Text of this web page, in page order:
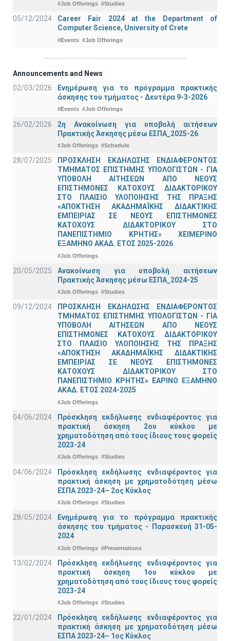
#Job Offerings #Studies
05/12/2024
Career Fair 2024 at the Department of
Computer Science, University of Crete
#Events #Job Offerings
Announcements and News
02/03/2026
Ενημέρωση για το πρόγραμμα πρακτικής
άσκησης του τμήματος - Δευτέρα 9-3-2026
#Events #Job Offerings
26/02/2026
2η Ανακοίνωση για υποβολή αιτήσεων
Πρακτικής Άσκησης μέσω ΕΣΠΑ_2025-26
#Job Offerings #Schedule
28/07/2025
ΠΡΟΣΚΛΗΣΗ ΕΚΔΗΛΩΣΗΣ ΕΝΔΙΑΦΕΡΟΝΤΟΣ
ΤΜΗΜΑΤΟΣ ΕΠΙΣΤΗΜΗΣ ΥΠΟΛΟΓΙΣΤΩΝ - ΓΙΑ
ΥΠΟΒΟΛΗ ΑΙΤΗΣΕΩΝ ΑΠΟ ΝΕΟΥΣ
ΕΠΙΣΤΗΜΟΝΕΣ ΚΑΤΟΧΟΥΣ ΔΙΔΑΚΤΟΡΙΚΟΥ
ΣΤΟ ΠΛΑΙΣΙΟ ΥΛΟΠΟΙΗΣΗΣ ΤΗΣ ΠΡΑΞΗΣ
«ΑΠΟΚΤΗΣΗ ΑΚΑΔΗΜΑΪΚΗΣ ΔΙΔΑΚΤΙΚΗΣ
ΕΜΠΕΙΡΙΑΣ ΣΕ ΝΕΟΥΣ ΕΠΙΣΤΗΜΟΝΕΣ
ΚΑΤΟΧΟΥΣ ΔΙΔΑΚΤΟΡΙΚΟΥ ΣΤΟ
ΠΑΝΕΠΙΣΤΗΜΙΟ ΚΡΗΤΗΣ» ΧΕΙΜΕΡΙΝΟ
ΕΞΑΜΗΝΟ ΑΚΑΔ. ΕΤΟΣ 2025-2026
#Job Offerings
20/05/2025
Ανακοίνωση για υποβολή αιτήσεων
Πρακτικής Άσκησης μέσω ΕΣΠΑ_2024-25
#Job Offerings #Studies
09/12/2024
ΠΡΟΣΚΛΗΣΗ ΕΚΔΗΛΩΣΗΣ ΕΝΔΙΑΦΕΡΟΝΤΟΣ
ΤΜΗΜΑΤΟΣ ΕΠΙΣΤΗΜΗΣ ΥΠΟΛΟΓΙΣΤΩΝ - ΓΙΑ
ΥΠΟΒΟΛΗ ΑΙΤΗΣΕΩΝ ΑΠΟ ΝΕΟΥΣ
ΕΠΙΣΤΗΜΟΝΕΣ ΚΑΤΟΧΟΥΣ ΔΙΔΑΚΤΟΡΙΚΟΥ
ΣΤΟ ΠΛΑΙΣΙΟ ΥΛΟΠΟΙΗΣΗΣ ΤΗΣ ΠΡΑΞΗΣ
«ΑΠΟΚΤΗΣΗ ΑΚΑΔΗΜΑΪΚΗΣ ΔΙΔΑΚΤΙΚΗΣ
ΕΜΠΕΙΡΙΑΣ ΣΕ ΝΕΟΥΣ ΕΠΙΣΤΗΜΟΝΕΣ
ΚΑΤΟΧΟΥΣ ΔΙΔΑΚΤΟΡΙΚΟΥ ΣΤΟ
ΠΑΝΕΠΙΣΤΗΜΙΟ ΚΡΗΤΗΣ» ΕΑΡΙΝΟ ΕΞΑΜΗΝΟ
ΑΚΑΔ. ΕΤΟΣ 2024-2025
#Job Offerings
04/06/2024
Πρόσκληση εκδήλωσης ενδιαφέροντος για
πρακτική άσκηση 2ου κύκλου με
χρηματοδότηση από τους ίδιους τους φορείς
2023-24
#Job Offerings #Studies
04/06/2024
Πρόσκληση εκδήλωσης ενδιαφέροντος για
πρακτική άσκηση με χρηματοδότηση μέσω
ΕΣΠΑ 2023-24– 2ος Κύκλος
#Job Offerings #Studies
28/05/2024
Ενημέρωση για το πρόγραμμα πρακτικής
άσκησης του τμήματος - Παρασκευή 31-05-
2024
#Job Offerings #Presentations
13/02/2024
Πρόσκληση εκδήλωσης ενδιαφέροντος για
πρακτική άσκηση 1ου κύκλου με
χρηματοδότηση από τους ίδιους τους φορείς
2023-24
#Job Offerings #Studies
22/01/2024
Πρόσκληση εκδήλωσης ενδιαφέροντος για
πρακτική άσκηση με χρηματοδότηση μέσω
ΕΣΠΑ 2023-24– 1ος Κύκλος